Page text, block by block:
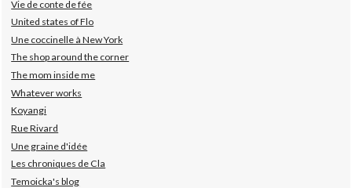
Vie de conte de fée
United states of Flo
Une coccinelle à New York
The shop around the corner
The mom inside me
Whatever works
Koyangi
Rue Rivard
Une graine d'idée
Les chroniques de Cla
Temoicka's blog